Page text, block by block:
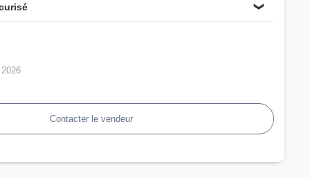
❯
Contacter le vendeur